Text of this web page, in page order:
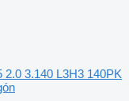
2.0 3.140 L3H3 140PK